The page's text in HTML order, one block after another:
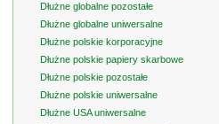
Dłużne globalne pozostałe
Dłużne globalne uniwersalne
Dłużne polskie korporacyjne
Dłużne polskie papiery skarbowe
Dłużne polskie pozostałe
Dłużne polskie uniwersalne
Dłużne USA uniwersalne